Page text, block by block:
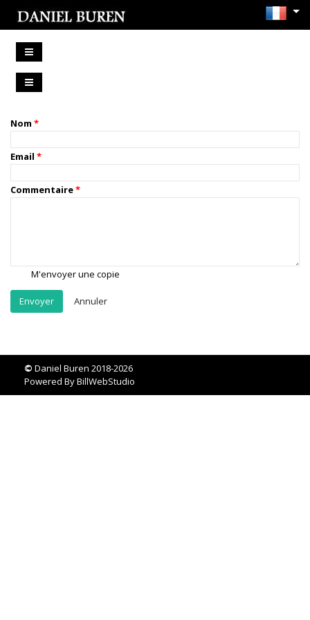
Nom
Email
Commentaire
M'envoyer une copie
Annuler
© Daniel Buren 2018-2026
Powered ByBillWebStudio